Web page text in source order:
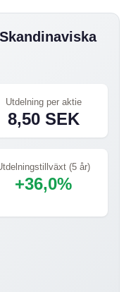
Utdelning per aktie
8,50 SEK
(5 år)
+36,0%